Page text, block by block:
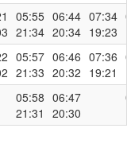
05:55
21:34
06:44
20:34
07:34
19:23
05:57
21:33
06:46
20:32
07:36
19:21
05:58
21:31
06:47
20:30